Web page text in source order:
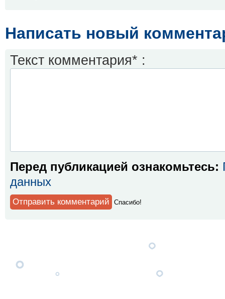
Написать новый
Текст комментария* :
Перед публикацией ознакомьтесь:
данных
Спaсибо!